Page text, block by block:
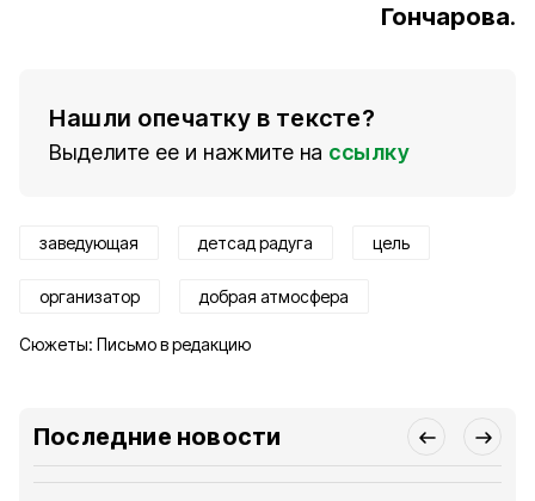
Гончарова.
Нашли опечатку в тексте?
Выделите ее и нажмите на ссылку
заведующая детсад радуга цель
организатор добрая атмосфера
Сюжеты: Письмо в редакцию
Последние новости